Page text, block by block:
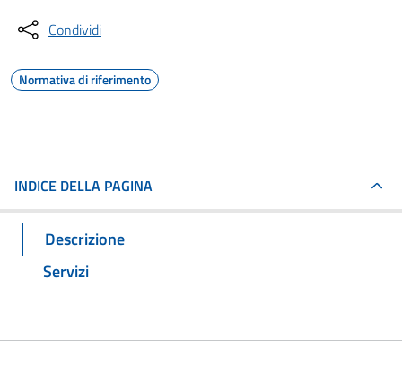
Condividi
Normativa di riferimento
INDICE DELLA PAGINA
Descrizione
Servizi